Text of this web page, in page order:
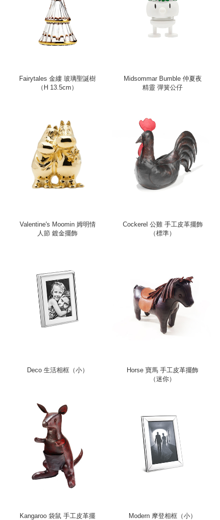
Fairytales 金縷 玻璃聖誕樹
（H 13.5cm）
Midsommar Bumble 仲夏夜
精靈 彈簧公仔
Valentine's Moomin 姆明情
人節 鍍金擺飾
Cockerel 公雞 手工皮革擺飾
（標準）
Deco 生活相框（小）
Horse 寶馬 手工皮革擺飾
（迷你）
Kangaroo 袋鼠 手工皮革擺
Modern 摩登相框（小）